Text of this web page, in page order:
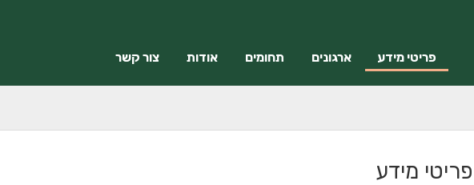
פריטי מידע ארגונים תחומים אודות צור קשר
פריטי מידע